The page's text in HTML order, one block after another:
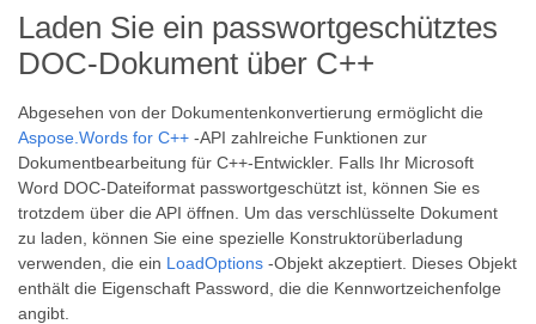
Laden Sie ein passwortgeschütztes
DOC-Dokument über C++
Abgesehen von der Dokumentenkonvertierung ermöglicht die
Aspose.Words for C++ -API zahlreiche Funktionen zur
Dokumentbearbeitung für C++-Entwickler. Falls Ihr Microsoft
Word DOC-Dateiformat passwortgeschützt ist, können Sie es
trotzdem über die API öffnen. Um das verschlüsselte Dokument
zu laden, können Sie eine spezielle Konstruktorüberladung
verwenden, die ein LoadOptions -Objekt akzeptiert. Dieses Objekt
enthält die Eigenschaft Password, die die Kennwortzeichenfolge
angibt.